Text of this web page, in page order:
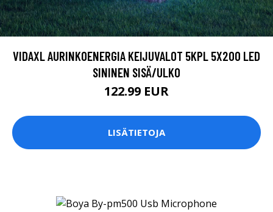
VIDAXL AURINKOENERGIA KEIJUVALOT 5KPL 5X200 LED
SININEN SISÄ/ULKO
122.99 EUR
LISÄTIETOJA